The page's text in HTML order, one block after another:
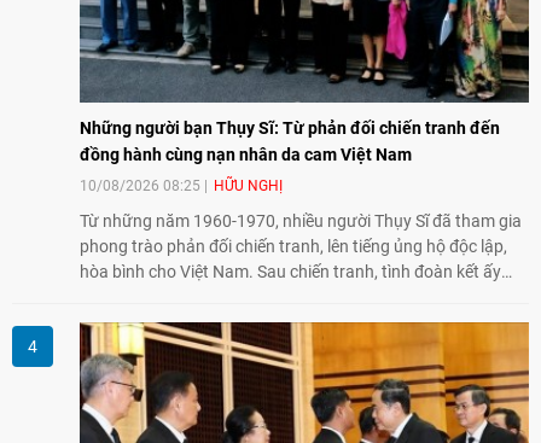
Những người bạn Thụy Sĩ: Từ phản đối chiến tranh đến
đồng hành cùng nạn nhân da cam Việt Nam
10/08/2026 08:25 HỮU NGHỊ
Từ những năm 1960-1970, nhiều người Thụy Sĩ đã tham gia
phong trào phản đối chiến tranh, lên tiếng ủng hộ độc lập,
hòa bình cho Việt Nam. Sau chiến tranh, tình đoàn kết ấy
đồng hành với những người còn chịu hậu quả chiến tranh,
trong đó có các nạn nhân chất độc da cam/dioxin.